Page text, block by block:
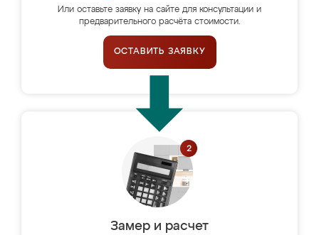
Или оставьте заявку на сайте для консультации и
предварительного расчёта стоимости.
ОСТАВИТЬ ЗАЯВКУ
Замер и расчет